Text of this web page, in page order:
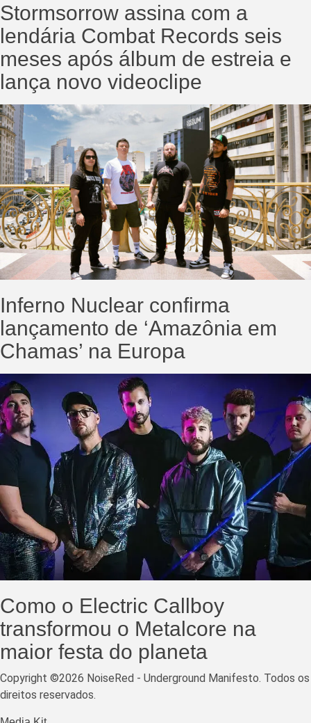
Stormsorrow assina com a
lendária Combat Records seis
meses após álbum de estreia e
lança novo videoclipe
Inferno Nuclear confirma
lançamento de ‘Amazônia em
Chamas’ na Europa
Como o Electric Callboy
transformou o Metalcore na
maior festa do planeta
Copyright ©2026 NoiseRed - Underground Manifesto. Todos os
direitos reservados.